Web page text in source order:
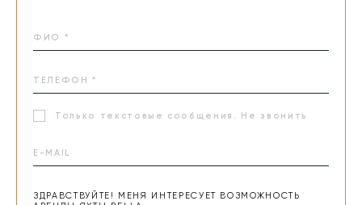
Только текстовые сообщения. Не звонить